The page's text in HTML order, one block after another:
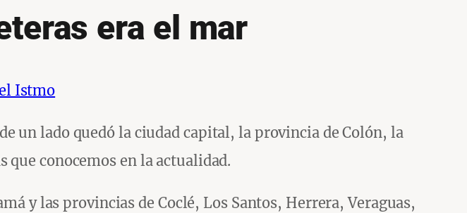
era el mar
Istmo
un lado quedó la ciudad capital, la provincia de Colón, la
que conocemos en la actualidad.
y las provincias de Coclé, Los Santos, Herrera, Veraguas,